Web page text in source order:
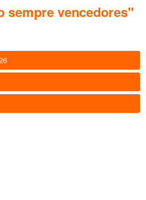
sempre vencedores"